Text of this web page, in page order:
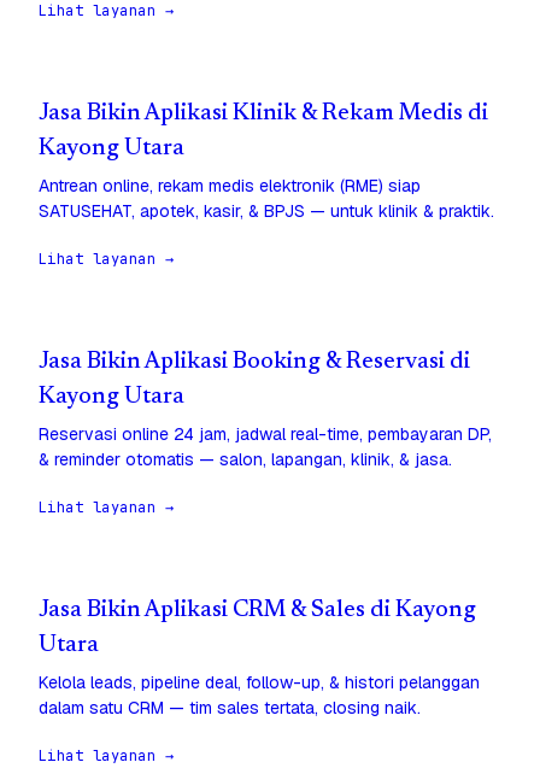
Lihat layanan →
Jasa Bikin Aplikasi Klinik & Rekam Medis di
Kayong Utara
Antrean online, rekam medis elektronik (RME) siap
SATUSEHAT, apotek, kasir, & BPJS — untuk klinik & praktik.
Lihat layanan →
Jasa Bikin Aplikasi Booking & Reservasi di
Kayong Utara
Reservasi online 24 jam, jadwal real-time, pembayaran DP,
& reminder otomatis — salon, lapangan, klinik, & jasa.
Lihat layanan →
Jasa Bikin Aplikasi CRM & Sales di Kayong
Utara
Kelola leads, pipeline deal, follow-up, & histori pelanggan
dalam satu CRM — tim sales tertata, closing naik.
Lihat layanan →